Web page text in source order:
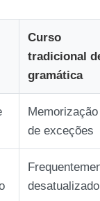
Curso
tradicional
gramática
Memorização
de exceções
desatualizado